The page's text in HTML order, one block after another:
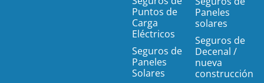
Puntos de
Carga
Eléctricos
Seguros de
Paneles
Solares
Paneles
solares
Seguros de
Decenal /
nueva
construcción